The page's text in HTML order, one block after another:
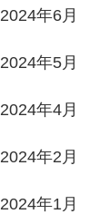
2024年6月
2024年5月
2024年4月
2024年2月
2024年1月